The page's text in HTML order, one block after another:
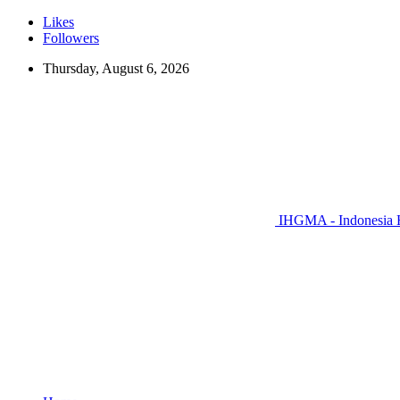
Likes
Followers
Thursday, August 6, 2026
IHGMA - Indonesia